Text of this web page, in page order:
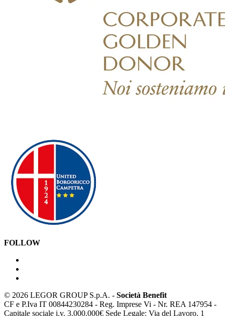
FOLLOW
© 2026 LEGOR GROUP S.p.A. - Società Benefit
CF e P.Iva IT 00844230284 - Reg. Imprese Vi - Nr. REA 147954 -
Capitale sociale i.v. 3.000.000€ Sede Legale: Via del Lavoro, 1